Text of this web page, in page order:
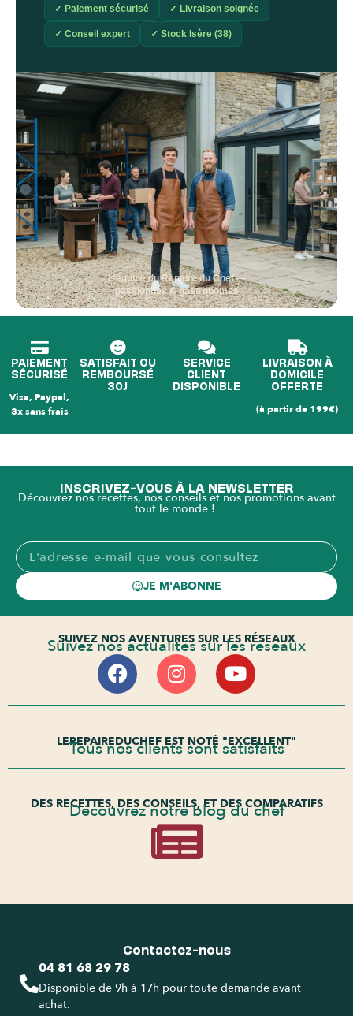
✓ Paiement sécurisé ✓ Livraison soignée
✓ Conseil expert ✓ Stock Isère (38)
L'équipe du Repaire du Chef —
passionnés & gastronomes
PAIEMENT
SÉCURISÉ
Visa, Paypal,
3x sans frais
SATISFAIT OU
REMBOURSÉ
30J
SERVICE
CLIENT
DISPONIBLE
LIVRAISON À
DOMICILE
OFFERTE
(à partir de 199€)
INSCRIVEZ-VOUS À LA NEWSLETTER
Découvrez nos recettes, nos conseils et nos promotions avant
tout le monde !
JE M'ABONNE
SUIVEZ NOS AVENTURES SUR LES RÉSEAUX
Suivez nos actualités sur les réseaux
LEREPAIREDUCHEF EST NOTÉ "EXCELLENT"
Tous nos clients sont satisfaits
DES RECETTES, DES CONSEILS, ET DES COMPARATIFS
Découvrez notre blog du chef
Contactez-nous
04 81 68 29 78
Disponible de 9h à 17h pour toute demande avant
achat.